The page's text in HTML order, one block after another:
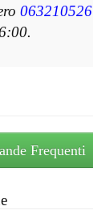
063210526
Frequenti